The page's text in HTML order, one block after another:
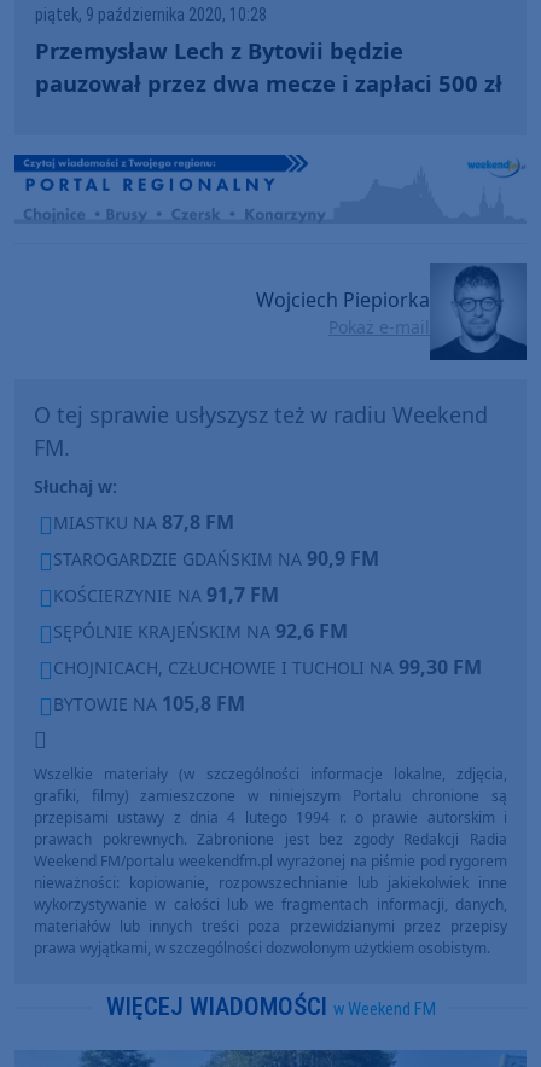
piątek, 9 października 2020, 10:28
Przemysław Lech z Bytovii będzie
pauzował przez dwa mecze i zapłaci 500 zł
Wojciech Piepiorka
Pokaż e-mail
O tej sprawie usłyszysz też w radiu Weekend
FM.
Słuchaj w:
MIASTKU NA 87,8 FM
STAROGARDZIE GDAŃSKIM NA 90,9 FM
KOŚCIERZYNIE NA 91,7 FM
SĘPÓLNIE KRAJEŃSKIM NA 92,6 FM
CHOJNICACH, CZŁUCHOWIE I TUCHOLI NA 99,30 FM
BYTOWIE NA 105,8 FM
Wszelkie materiały (w szczególności informacje lokalne, zdjęcia,
grafiki, filmy) zamieszczone w niniejszym Portalu chronione są
przepisami ustawy z dnia 4 lutego 1994 r. o prawie autorskim i
prawach pokrewnych. Zabronione jest bez zgody Redakcji Radia
Weekend FM/portalu weekendfm.pl wyrażonej na piśmie pod rygorem
nieważności: kopiowanie, rozpowszechnianie lub jakiekolwiek inne
wykorzystywanie w całości lub we fragmentach informacji, danych,
materiałów lub innych treści poza przewidzianymi przez przepisy
prawa wyjątkami, w szczególności dozwolonym użytkiem osobistym.
WIĘCEJ WIADOMOŚCI w Weekend FM